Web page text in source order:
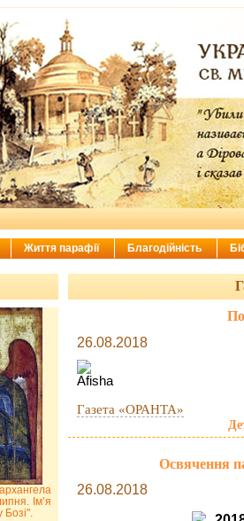
26.08.2018
Газета «ОРАНТА»
Освячення
26.08.2018
Ім’я
Бозі".
Життя парафії Благодійність